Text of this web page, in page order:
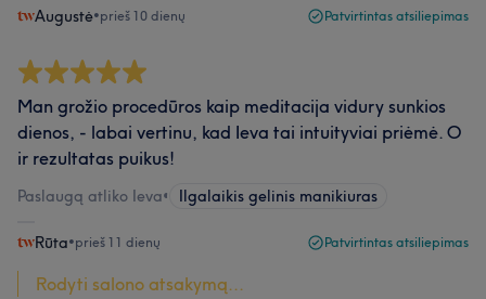
Augustė•prieš 10 dienų Patvirtintas atsiliepimas
Man grožio procedūros kaip meditacija vidury sunkios
dienos, - labai vertinu, kad Ieva tai intuityviai priėmė. O
ir rezultatas puikus!
Paslaugą atliko Ieva• Ilgalaikis gelinis manikiuras
Rūta•prieš 11 dienų Patvirtintas atsiliepimas
Rodyti salono atsakymą...